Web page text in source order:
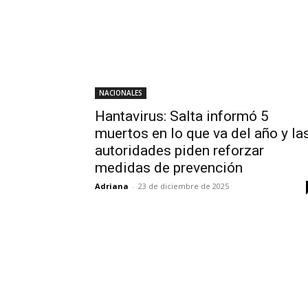
NACIONALES
Hantavirus: Salta informó 5
muertos en lo que va del año y
autoridades piden reforzar
medidas de prevención
Adriana - 23 de diciembre de 2025